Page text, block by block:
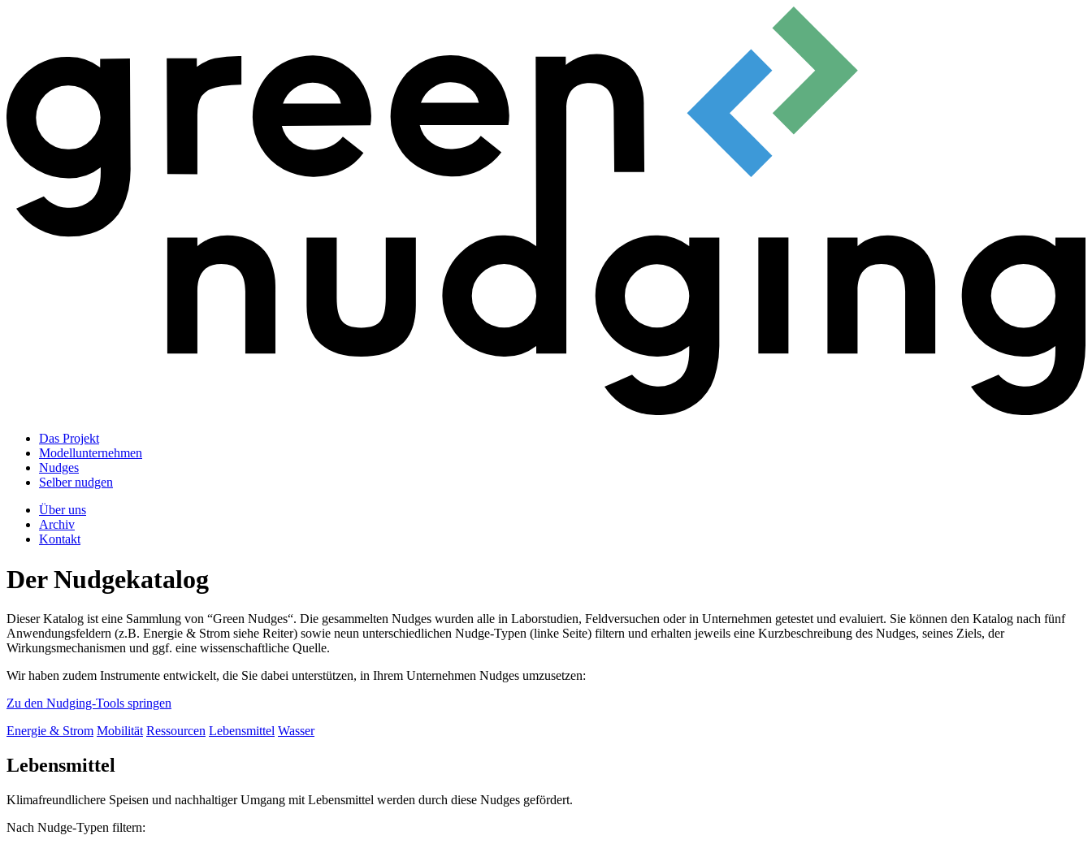
Das Projekt
Modellunternehmen
Nudges
Selber nudgen
Über uns
Archiv
Kontakt
Der Nudgekatalog
Dieser Katalog ist eine Sammlung von “Green Nudges“. Die gesammelten Nudges wurden alle in Laborstudien, Feldversuchen oder in Unternehmen getestet und evaluiert. Sie können den Katalog nach fünf
Anwendungsfeldern (z.B. Energie & Strom siehe Reiter) sowie neun unterschiedlichen Nudge-Typen (linke Seite) filtern und erhalten jeweils eine Kurzbeschreibung des Nudges, seines Ziels, der
Wirkungsmechanismen und ggf. eine wissenschaftliche Quelle.
Wir haben zudem Instrumente entwickelt, die Sie dabei unterstützen, in Ihrem Unternehmen Nudges umzusetzen:
Zu den Nudging-Tools springen
Energie & Strom Mobilität Ressourcen Lebensmittel Wasser
Lebensmittel
Klimafreundlichere Speisen und nachhaltiger Umgang mit Lebensmittel werden durch diese Nudges gefördert.
Nach Nudge-Typen filtern: